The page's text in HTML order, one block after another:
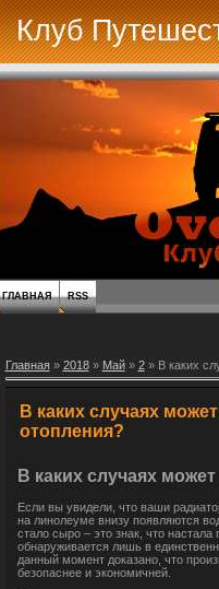
Клуб
ГЛАВНАЯ RSS
Главная» 2018 » Май » 2» В каких
В каких случаях
отопления?
В каких случаях
Если вы увидели, что ваши
на линолеуме внизу появляются
стало сыро – это знак, что
обнаруживается лишь в
данный момент доказано, что
безопаснее и экономичней.